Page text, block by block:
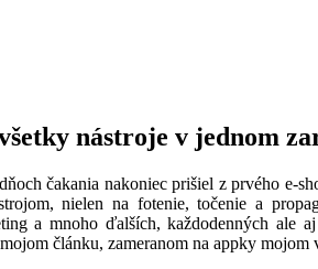
nástroje v jednom
čakania nakoniec prišiel z prvého e-
nielen na fotenie, točenie a
a mnoho ďalších, každodenných ale
článku, zameranom na appky mojom